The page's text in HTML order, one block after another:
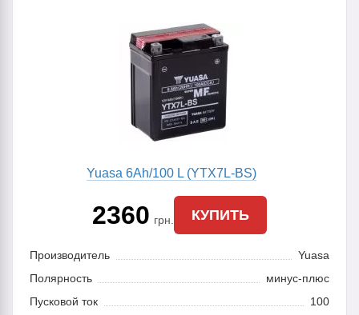
Yuasa 6Ah/100 L (YTX7L-BS)
2360 грн. КУПИТЬ
Производитель
Yuasa
Полярность
минус-плюс
Пусковой ток
100